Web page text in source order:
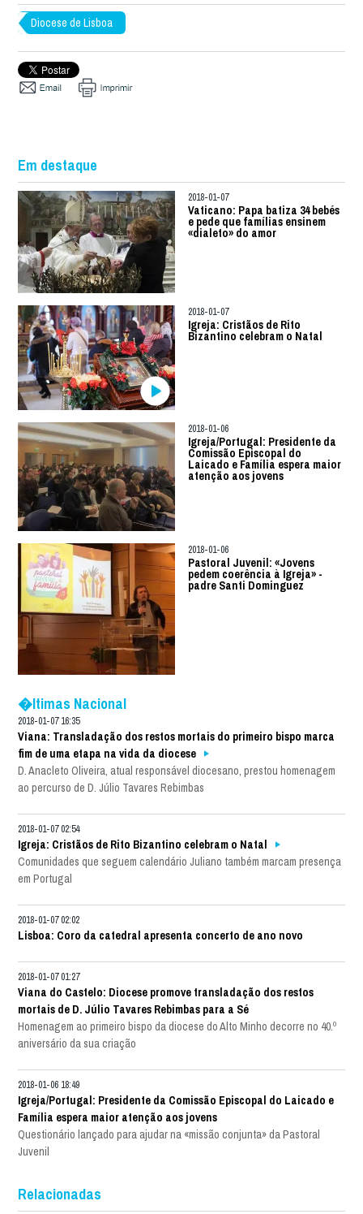
Diocese de Lisboa
Em destaque
2018-01-07
Vaticano: Papa batiza 34 bebés
e pede que famílias ensinem
«dialeto» do amor
2018-01-07
Igreja: Cristãos de Rito
Bizantino celebram o Natal
2018-01-06
Igreja/Portugal: Presidente da
Comissão Episcopal do
Laicado e Família espera maior
atenção aos jovens
2018-01-06
Pastoral Juvenil: «Jovens
pedem coerência à Igreja» -
padre Santi Dominguez
�ltimas Nacional
2018-01-07 16:35
Viana: Transladação dos restos mortais do primeiro bispo marca
fim de uma etapa na vida da diocese
D. Anacleto Oliveira, atual responsável diocesano, prestou homenagem
ao percurso de D. Júlio Tavares Rebimbas
2018-01-07 02:54
Igreja: Cristãos de Rito Bizantino celebram o Natal
Comunidades que seguem calendário Juliano também marcam presença
em Portugal
2018-01-07 02:02
Lisboa: Coro da catedral apresenta concerto de ano novo
2018-01-07 01:27
Viana do Castelo: Diocese promove transladação dos restos
mortais de D. Júlio Tavares Rebimbas para a Sé
Homenagem ao primeiro bispo da diocese do Alto Minho decorre no 40.º
aniversário da sua criação
2018-01-06 18:49
Igreja/Portugal: Presidente da Comissão Episcopal do Laicado e
Família espera maior atenção aos jovens
Questionário lançado para ajudar na «missão conjunta» da Pastoral
Juvenil
Relacionadas